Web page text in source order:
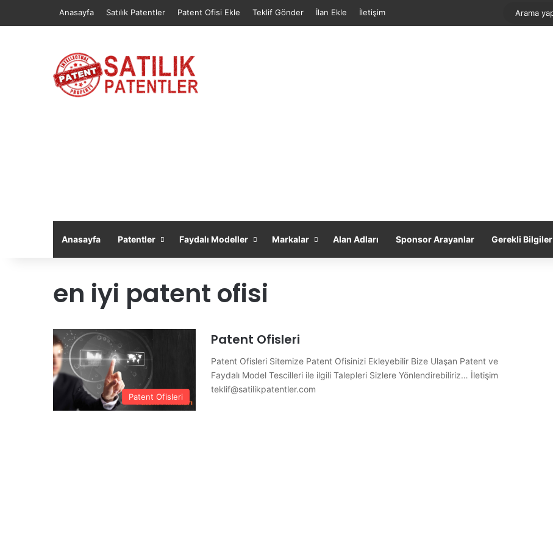
Anasayfa Satılık Patentler Patent Ofisi Ekle Teklif Gönder İlan Ekle İletişim
Anasayfa Patentler Faydalı Modeller Markalar Alan Adları Sponsor Arayanlar Gerekli Bilgiler
en iyi patent ofisi
Patent Ofisleri
Patent Ofisleri
Patent Ofisleri Sitemize Patent Ofisinizi Ekleyebilir Bize Ulaşan Patent ve
Faydalı Model Tescilleri ile ilgili Talepleri Sizlere Yönlendirebiliriz… İletişim
teklif@satilikpatentler.com